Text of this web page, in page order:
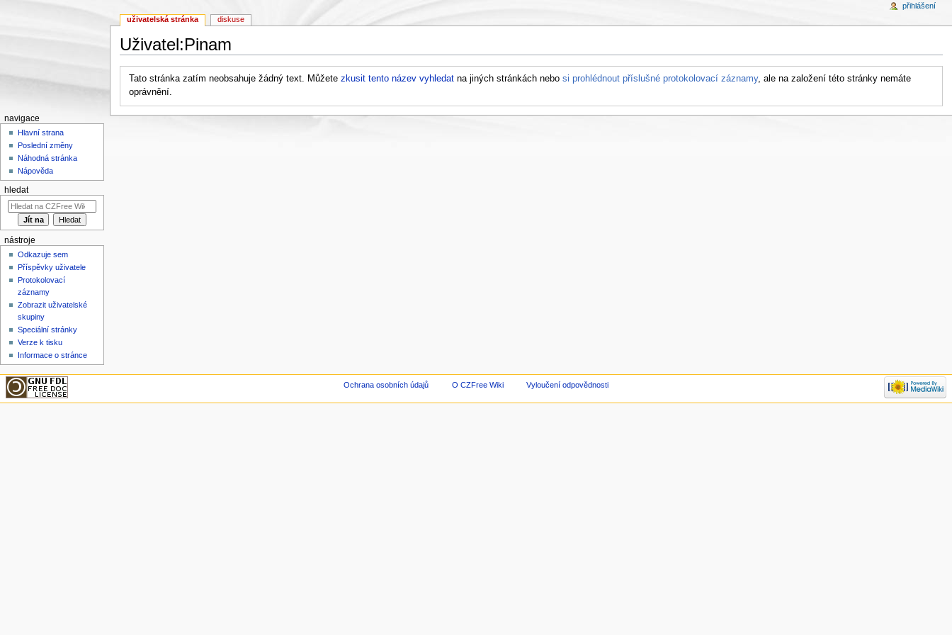
Uživatel:Pinam
Tato stránka zatím neobsahuje žádný text. Můžetezkusit tento název vyhledat na jiných stránkách nebosi prohlédnout příslušné protokolovací záznamy, ale na založení této stránky nemáte
oprávnění.
uživatelská stránka diskuse
přihlášení
navigace
Hlavní strana
Poslední změny
Náhodná stránka
Nápověda
hledat
nástroje
Odkazuje sem
Příspěvky uživatele
Protokolovací
záznamy
Zobrazit uživatelské
skupiny
Speciální stránky
Verze k tisku
Informace o stránce
Ochrana osobních údajů O CZFree Wiki Vyloučení odpovědnosti